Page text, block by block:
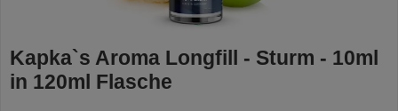
Kapka`s Aroma Longfill - Sturm - 10ml
in 120ml Flasche